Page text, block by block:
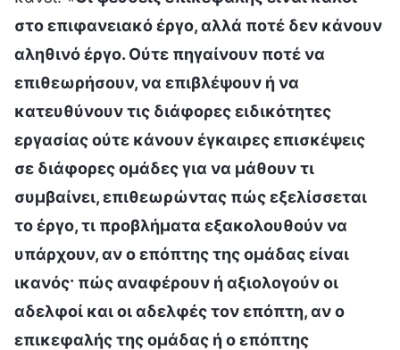
στο επιφανειακό έργο, αλλά ποτέ δεν κάνουν
αληθινό έργο. Ούτε πηγαίνουν ποτέ να
επιθεωρήσουν, να επιβλέψουν ή να
κατευθύνουν τις διάφορες ειδικότητες
εργασίας ούτε κάνουν έγκαιρες επισκέψεις
σε διάφορες ομάδες για να μάθουν τι
συμβαίνει, επιθεωρώντας πώς εξελίσσεται
το έργο, τι προβλήματα εξακολουθούν να
υπάρχουν, αν ο επόπτης της ομάδας είναι
ικανός· πώς αναφέρουν ή αξιολογούν οι
αδελφοί και οι αδελφές τον επόπτη, αν ο
επικεφαλής της ομάδας ή ο επόπτης